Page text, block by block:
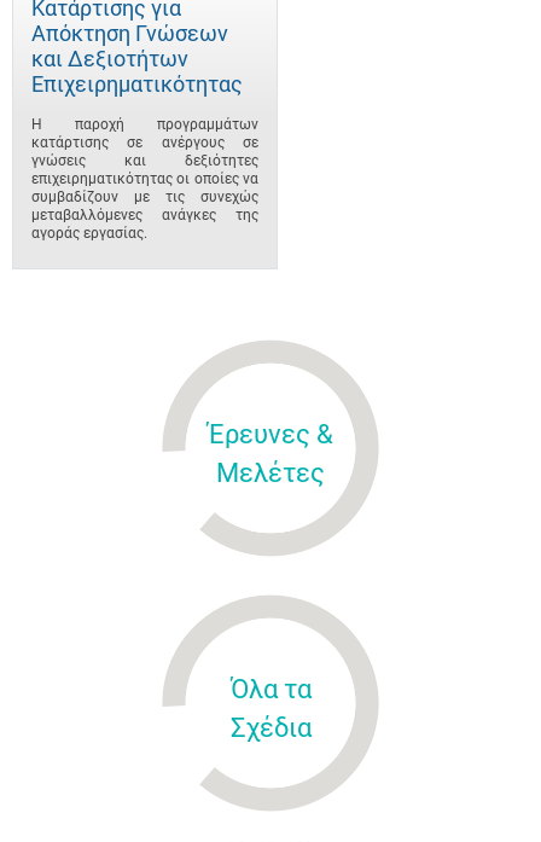
Κατάρτισης για
Απόκτηση Γνώσεων
και Δεξιοτήτων
Επιχειρηματικότητας
Η παροχή προγραμμάτων
κατάρτισης σε ανέργους σε
γνώσεις και δεξιότητες
επιχειρηματικότητας οι οποίες να
συμβαδίζουν με τις συνεχώς
μεταβαλλόμενες ανάγκες της
αγοράς εργασίας.
Έρευνες &
Μελέτες
Όλα τα
Σχέδια